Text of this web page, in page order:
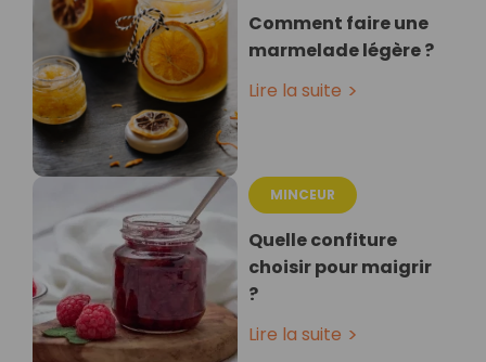
Comment faire une
marmelade légère ?
Lire la suite
MINCEUR
Quelle confiture
choisir pour maigrir
?
Lire la suite